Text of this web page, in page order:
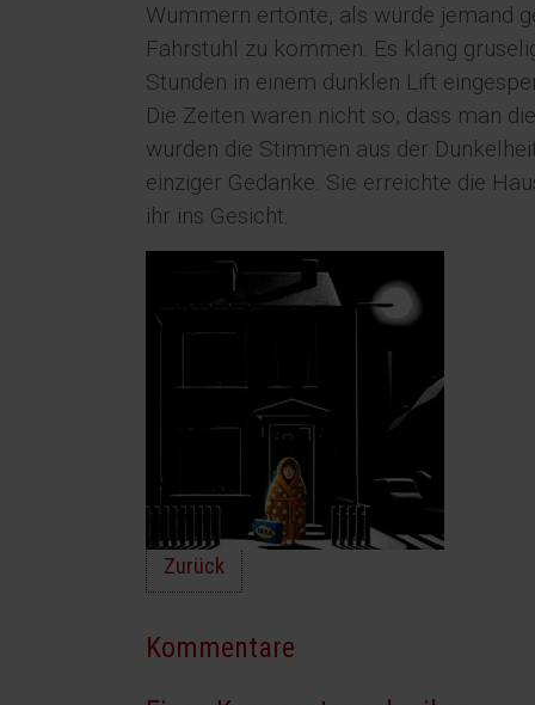
Wummern ertönte, als würde jemand
Fahrstuhl zu kommen. Es klang
Stunden in einem dunklen Lift
Die Zeiten waren nicht so, dass man
wurden die Stimmen aus der
einziger Gedanke. Sie erreichte die
ihr ins Gesicht.
Zurück
Kommentare